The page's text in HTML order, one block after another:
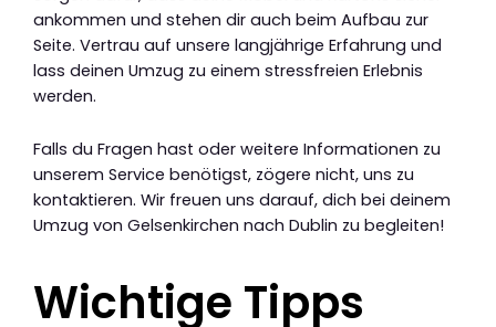
ankommen und stehen dir auch beim Aufbau zur
Seite. Vertrau auf unsere langjährige Erfahrung und
lass deinen Umzug zu einem stressfreien Erlebnis
werden.
Falls du Fragen hast oder weitere Informationen zu
unserem Service benötigst, zögere nicht, uns zu
kontaktieren. Wir freuen uns darauf, dich bei deinem
Umzug von Gelsenkirchen nach Dublin zu begleiten!
Wichtige Tipps